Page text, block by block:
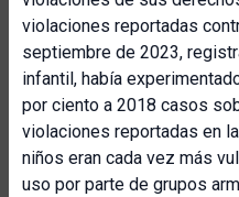
violaciones reportadas
septiembre de 2023,
infantil, había
por ciento a 2018 casos
violaciones reportadas en
niños eran cada vez más
uso por parte de grupos